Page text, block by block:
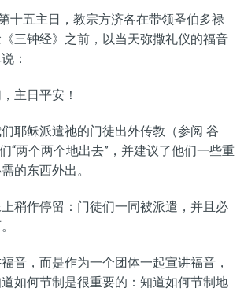
十五主日，教宗方济各在带领圣伯多禄
三钟经》之前，以当天弥撒礼仪的福音
：
主日平安！
耶稣派遣祂的门徒出外传教 （参阅 谷
“两个两个地出去”，并建议了他们一些重
的东西外出。
上稍作停留 ： 门徒们一同被派遣， 并且 必
音，而是作为一个团体一起宣讲福音，
如何节制 是很重要的 ： 知道如何节制地